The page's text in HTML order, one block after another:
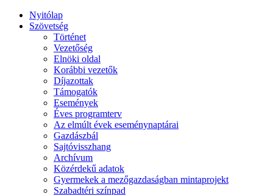
Nyitólap
Szövetség
Történet
Vezetőség
Elnöki oldal
Korábbi vezetők
Díjazottak
Támogatók
Események
Éves programterv
Az elmúlt évek eseménynaptárai
Gazdászbál
Sajtóvisszhang
Archívum
Közérdekű adatok
Gyermekek a mezőgazdaságban mintaprojekt
Szabadtéri színpad